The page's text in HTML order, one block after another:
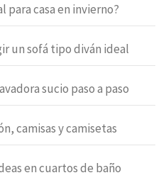
para casa en invierno?
un sofá tipo diván ideal
sucio paso a paso
camisas y camisetas
en cuartos de baño